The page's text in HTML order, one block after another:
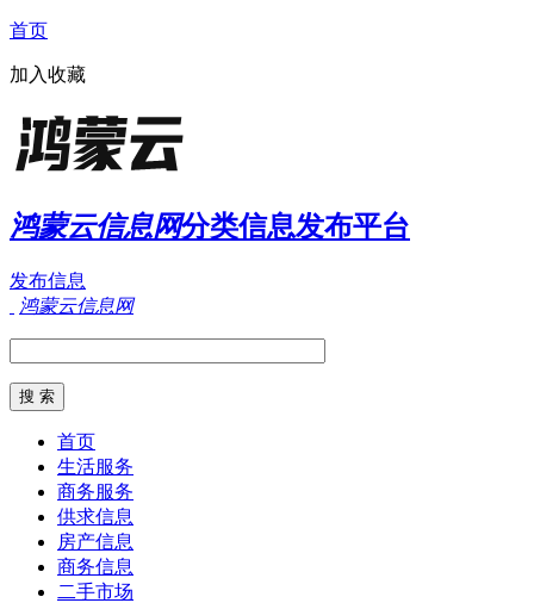
首页
加入收藏
鸿蒙云信息网分类信息发布平台
发布信息
鸿蒙云信息网
首页
生活服务
商务服务
供求信息
房产信息
商务信息
二手市场